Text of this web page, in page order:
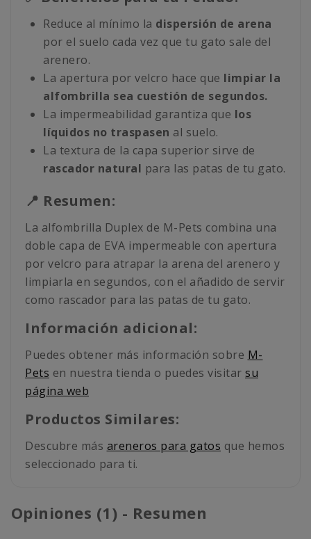
Reduce al mínimo la dispersión de arena
por el suelo cada vez que tu gato sale del
arenero.
La apertura por velcro hace que limpiar la
alfombrilla sea cuestión de segundos.
La impermeabilidad garantiza que los
líquidos no traspasen al suelo.
La textura de la capa superior sirve de
rascador natural para las patas de tu gato.
📍 Resumen:
La alfombrilla Duplex de M-Pets combina una
doble capa de EVA impermeable con apertura
por velcro para atrapar la arena del arenero y
limpiarla en segundos, con el añadido de servir
como rascador para las patas de tu gato.
Información adicional:
Puedes obtener más información sobre M-
Pets en nuestra tienda o puedes visitar su
página web
Productos Similares:
Descubre más areneros para gatos que hemos
seleccionado para ti.
Opiniones (1) - Resumen